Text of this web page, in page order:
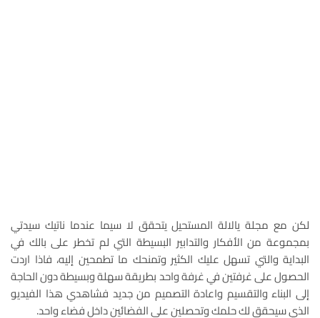
لكن مع مجلة يالالة المستحيل يتحقق لا سيما عندما ناتيك سيدتي
بمجموعة من الأفكار والتدابير البسيطة التي لم تخطر على بالك في
البداية والتي تسهل عليك الكثير وتمنحك ما تطمحين إليه، فاذا اردت
الحصول على غرفتين في غرفة واحد بطريقة سهلة وبسيطة دون الحاجة
إلى البناء والتقسيم واعادة التصميم من جديد فشاهدي هذا الفيديو
الذي سيحقق لك حلمك وتحصلين على الفضائين داخل فضاء واحد.